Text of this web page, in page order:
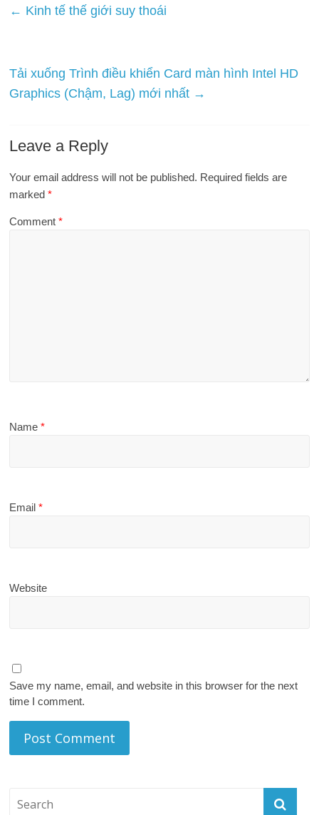
← Kinh tế thế giới suy thoái
Tải xuống Trình điều khiển Card màn hình Intel HD
Graphics (Chậm, Lag) mới nhất →
Leave a Reply
Your email address will not be published. Required fields are
marked*
Comment*
Name*
Email*
Website
Save my name, email, and website in this browser for the next
time I comment.